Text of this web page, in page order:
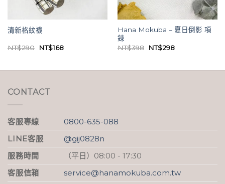
清新格紋襪
NT$290
原
NT$290。
NT$168目
NT$168。
Hana Mokuba – 夏日倒影 項
鍊
NT$398
原
NT$398。
NT$298目
NT$298。
CONTACT
客服專線
0800-635-088
LINE客服
@gij0828n
服務時間
（平日）08:00 - 17:30
客服信箱
service@hanamokuba.com.tw